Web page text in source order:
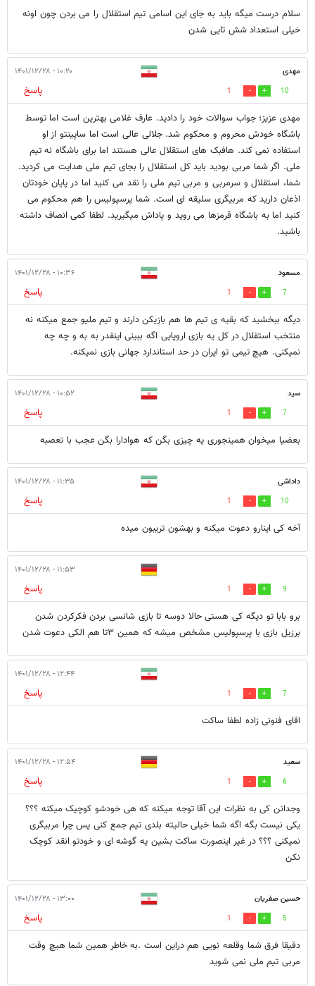
سلام درست میگه باید به جای این اسامی تیم استقلال را می بردن چون اونه
خیلی استعداد شش تایی شدن
مهدی ۱۰:۲۰ - ۱۴۰۱/۱۲/۲۸
10
1
پاسخ
مهدی عزیز؛ جواب سوالات خود را دادید. عارف غلامی بهترین است اما توسط
باشگاه خودش محروم و محکوم شد. جلالی عالی است اما ساپینتو از او
استفاده نمی کند. هافبک های استقلال عالی هستند اما برای باشگاه نه تیم
ملی. اگر شما مربی بودید باید کل استقلال را بجای تیم ملی هدایت می کردید.
شما، استقلال و سرمربی و مربی تیم ملی را نقد می کنید اما در پایان خودتان
اذعان دارید که مربیگری سلیقه ای است. شما پرسپولیس را هم محکوم می
کنید اما به باشگاه قرمزها می روید و پاداش میگیرید. لطفا کمی انصاف داشته
باشید.
مسعود ۱۰:۳۶ - ۱۴۰۱/۱۲/۲۸
7
1
پاسخ
دیگه ببخشید که بقیه ی تیم ها هم بازیکن دارند و تیم ملیو جمع میکنه نه
منتخب استقلال در کل یه بازی اروپایی اگه ببینی اینقدر به به و چه چه
نمیکنی. هیچ تیمی تو ایران در حد استاندارد جهانی بازی نمیکنه.
سید ۱۰:۵۲ - ۱۴۰۱/۱۲/۲۸
7
1
پاسخ
بعضیا میخوان همینجوری یه چیزی بگن که هوادارا بگن عجب با تعصبه
داداشی ۱۱:۳۵ - ۱۴۰۱/۱۲/۲۸
10
1
پاسخ
آخه کی اینارو دعوت میکنه و بهشون تریبون میده
۱۱:۵۳ - ۱۴۰۱/۱۲/۲۸
9
1
پاسخ
برو بابا تو دیگه کی هستی حالا دوسه تا بازی شانسی بردن فکرکردن شدن
برزیل بازی با پرسپولیس مشخص میشه که همین ۳تا هم الکی دعوت شدن
۱۲:۴۴ - ۱۴۰۱/۱۲/۲۸
7
1
پاسخ
اقای فنونی زاده لطفا ساکت
سعید ۱۲:۵۴ - ۱۴۰۱/۱۲/۲۸
6
1
پاسخ
وجدانن کی به نظرات این آقا توجه میکنه که هی خودشو کوچیک میکنه ؟؟؟
یکی نیست بگه اگه شما خیلی حالیته بلدی تیم جمع کنی پس چرا مربیگری
نمیکنی ؟؟؟ در غیر اینصورت ساکت بشین یه گوشه ای و خودتو انقد کوچک
نکن
حسین صفریان ۱۳:۰۰ - ۱۴۰۱/۱۲/۲۸
5
1
پاسخ
دقیقا فرق شما وقلعه نویی هم دراین است .به خاطر همین شما هیچ وقت
مربی تیم ملی نمی شوید